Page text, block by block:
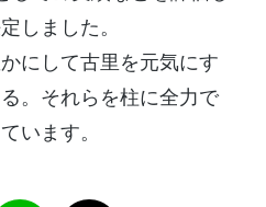
しました。
にして古里を元気にす
。それらを柱に全力で
います。